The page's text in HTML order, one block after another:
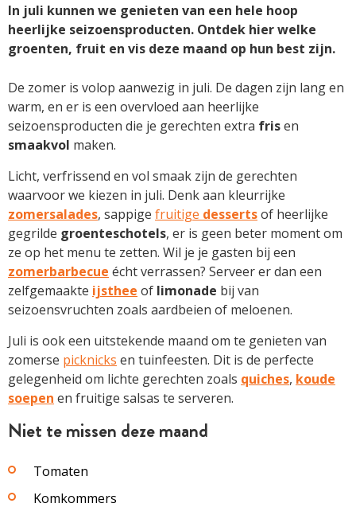
In juli kunnen we genieten van een hele hoop
heerlijke seizoensproducten. Ontdek hier welke
groenten, fruit en vis deze maand op hun best zijn.
De zomer is volop aanwezig in juli. De dagen zijn lang en
warm, en er is een overvloed aan heerlijke
seizoensproducten die je gerechten extra frisen
smaakvol maken.
Licht, verfrissend en vol smaak zijn de gerechten
waarvoor we kiezen in juli. Denk aan kleurrijke
zomersalades, sappige fruitige dessertsof heerlijke
gegrilde groenteschotels, er is geen beter moment om
ze op het menu te zetten. Wil je je gasten bij een
zomerbarbecue écht verrassen? Serveer er dan een
zelfgemaakte ijsthee of limonade bij van
seizoensvruchten zoals aardbeien of meloenen.
Juli is ook een uitstekende maand om te genieten van
zomerse picknicks en tuinfeesten. Dit is de perfecte
gelegenheid om lichte gerechten zoals quiches, koude
soepen en fruitige salsas te serveren.
Niet te missen deze maand
Tomaten
Komkommers